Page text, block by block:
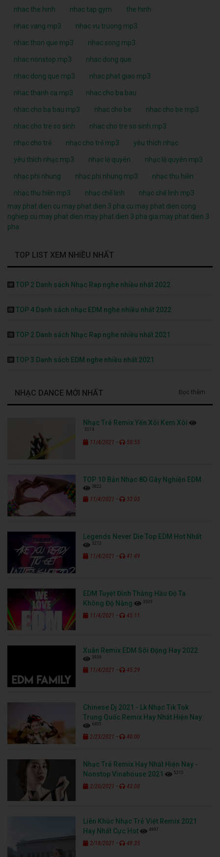
nhac the hinh nhac tap gym the hinh
nhac vang mp3 nhac vu truong mp3
nhac thon que mp3 nhac song mp3
nhac nonstop mp3 nhac dong que
nhac dong que mp3 nhac phat giao mp3
nhac thanh ca mp3 nhac cho ba bau
nhac cho ba bau mp3 nhac cho be nhac cho be mp3
nhac cho tre so sinh nhac cho tre so sinh mp3
nhạc cho trẻ nhạc cho trẻ mp3 yêu thích nhạc
yêu thích nhạc mp3 nhạc lệ quyên nhạc lệ quyên mp3
nhạc phi nhung nhạc phi nhung mp3 nhạc thu hiền
nhạc thu hiền mp3 nhạc chế linh
nhạc chế linh mp3
may phat dien cu may phat dien 3 pha cu may phat dien cong
nghiep cu may phat dien may phat dien 3 pha gia may phat dien 3
pha
TOP LIST XEM NHIỀU NHẤT
TOP 2 Danh sách Nhạc Rap nghe nhiều nhất 2022
TOP 4 Danh sách nhạc EDM nghe nhiều nhất 2022
TOP 2 Danh sách Nhạc Rap nghe nhiều nhất 2021
TOP 3 Danh sách EDM nghe nhiều nhất 2021
NHẠC DANCE MỚI NHẤT Đọc thêm
Nhạc Trẻ Remix Yến Xôi Kem Xôi
3574
11/4/2021 - 50:55
TOP 10 Bản Nhạc 8D Gây Nghiện EDM
3822
11/4/2021 - 33:03
Legends Never Die Top EDM Hot Nhất
3272
11/4/2021 - 41:49
EDM Tuyệt Đỉnh Thằng Hầu Độ Ta
Không Độ Nàng
3503
11/4/2021 - 45:11
Xuân Remix EDM Sôi Động Hay 2022
3939
11/4/2021 - 45:29
Chinese Dj 2021 - Lk Nhạc Tik Tok
Trung Quốc Remix Hay Nhất Hiện Nay
6455
2/23/2021 - 40:00
Nhạc Trẻ Remix Hay Nhất Hiện Nay -
Nonstop Vinahouse 2021
5215
2/20/2021 - 43:00
Liên Khúc Nhạc Trẻ Việt Remix 2021
Hay Nhất Cực Hot
4997
2/18/2021 - 48:35